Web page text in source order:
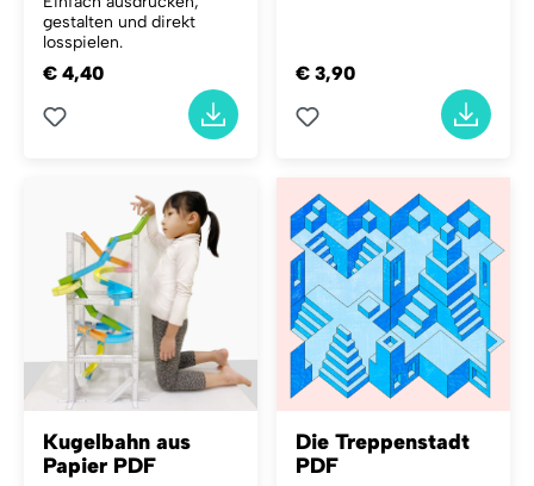
gestalten und direkt
losspielen.
€ 4,40 € 3,90
Kugelbahn aus
Papier PDF
Die Treppenstadt
PDF